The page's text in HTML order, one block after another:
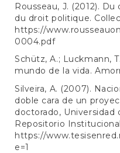
Rousseau, J. (2012).
du droit politique.
https://
0004.pdf
Schütz, A.; Luckmann,
mundo de la vida.
Silveira, A. (2007).
doble cara de un
doctorado, Universidad
Repositorio
https://
e=1